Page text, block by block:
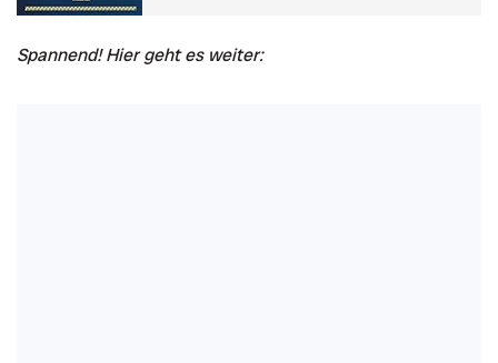
Spannend! Hier geht es weiter: